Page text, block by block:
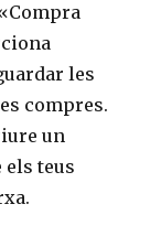
les
compres.
un
els teus